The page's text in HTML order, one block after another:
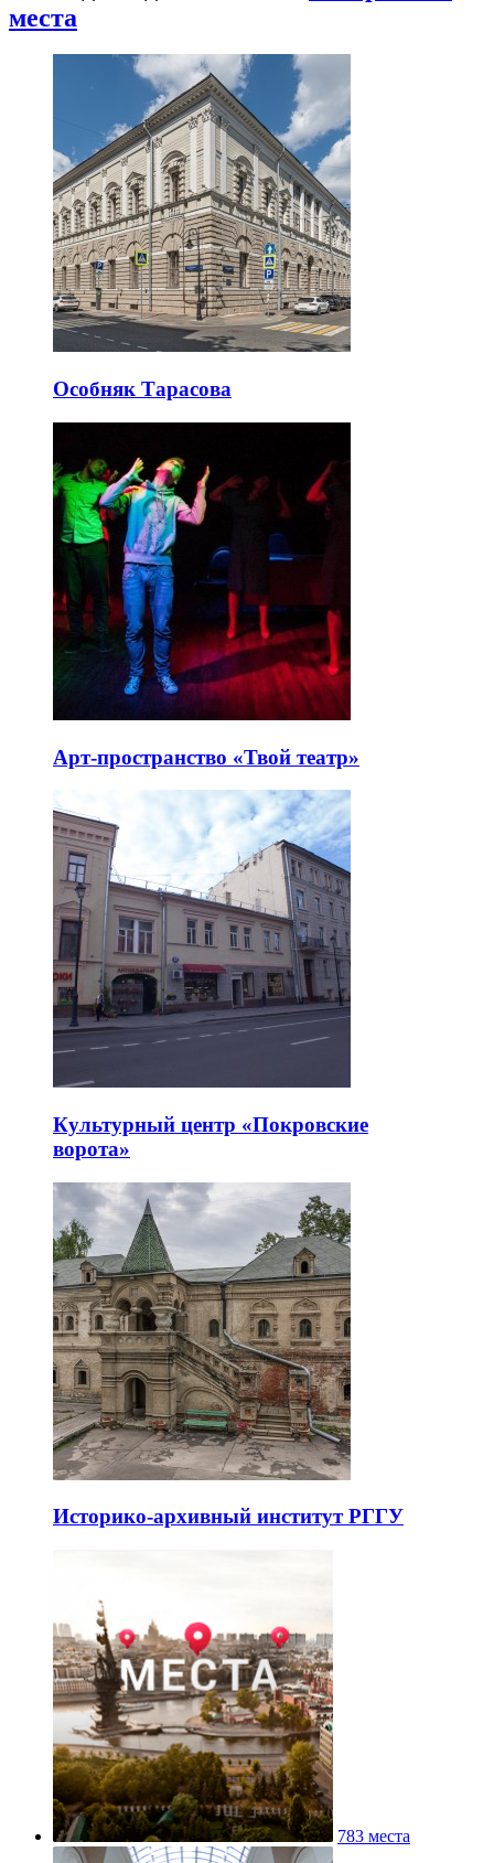
места
Особняк Тарасова
Арт-пространство «Твой театр»
Культурный центр «Покровские
ворота»
Историко-архивный институт РГГУ
783 места